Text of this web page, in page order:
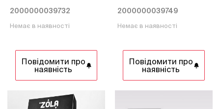
2000000039732
Немає в наявності
Повідомити про
наявність
2000000039749
Немає в наявності
Повідомити про
наявність